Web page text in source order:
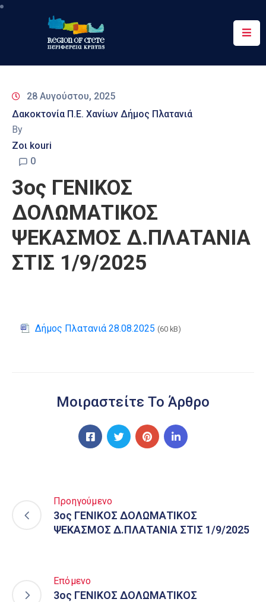
Περιφέρεια
&
Δράσεις
Ψηφιακές
Επικοινωνία
28 Αυγούστου, 2025
Δακοκτονία Π.Ε. Χανίων Δήμος Πλατανιά
By
Ζοι kouri
0
3ος ΓΕΝΙΚΟΣ
ΔΟΛΩΜΑΤΙΚΟΣ
ΨΕΚΑΣΜΟΣ Δ.ΠΛΑΤΑΝΙΑ
ΣΤΙΣ 1/9/2025
Δήμος Πλατανιά 28.08.2025 (60 kB)
Μοιραστείτε Το Άρθρο
Προηγούμενο
3ος ΓΕΝΙΚΟΣ ΔΟΛΩΜΑΤΙΚΟΣ
ΨΕΚΑΣΜΟΣ Δ.ΠΛΑΤΑΝΙΑ ΣΤΙΣ 1/9/2025
Επόμενο
3ος ΓΕΝΙΚΟΣ ΔΟΛΩΜΑΤΙΚΟΣ